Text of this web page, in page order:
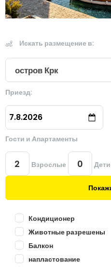
Искать размещение в:
остров Крк
Приезд:
7.8.2026
Гости и Aпартаменты
Взрослые Дети
Кондиционер
Животные разрешены
Балкон
напластование